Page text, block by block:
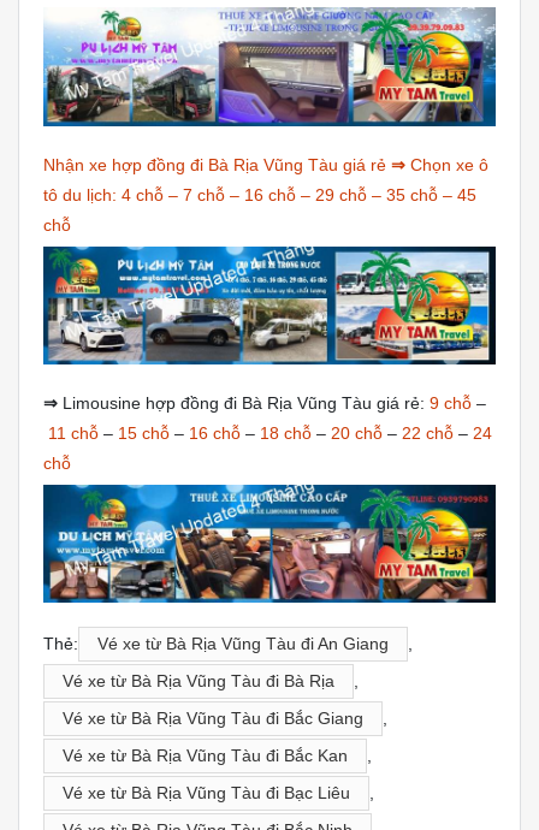
Nhận xe hợp đồng đi Bà Rịa Vũng Tàu giá rẻ ⇒ Chọn xe ô
tô du lịch: 4 chỗ – 7 chỗ – 16 chỗ – 29 chỗ – 35 chỗ – 45
chỗ
⇒ Limousine hợp đồng đi Bà Rịa Vũng Tàu giá rẻ: 9 chỗ –
11 chỗ – 15 chỗ – 16 chỗ – 18 chỗ – 20 chỗ – 22 chỗ – 24
chỗ
Thẻ: Vé xe từ Bà Rịa Vũng Tàu đi An Giang
Vé xe từ Bà Rịa Vũng Tàu đi Bà Rịa
Vé xe từ Bà Rịa Vũng Tàu đi Bắc Giang
Vé xe từ Bà Rịa Vũng Tàu đi Bắc Kan
Vé xe từ Bà Rịa Vũng Tàu đi Bạc Liêu